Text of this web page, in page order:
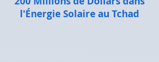
l'Énergie Solaire au Tchad